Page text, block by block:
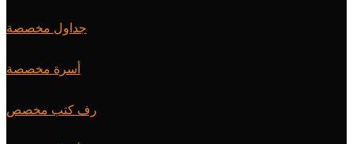
جداول مخصصة
أسرة مخصصة
رف كتب مخصص